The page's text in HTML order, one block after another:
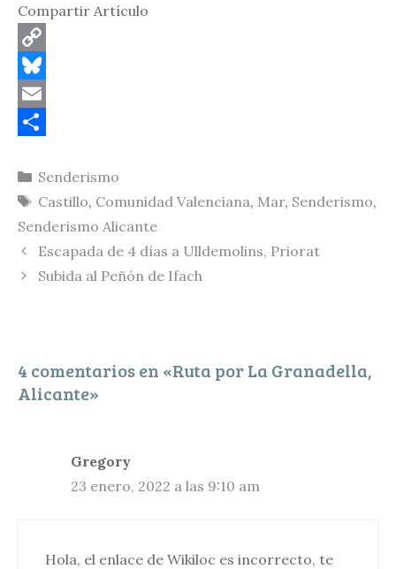
Compartir Artículo
C
o
p
L
i
n
B
e
s
k
E
a
i
l
o
m
p
r
Categorías
Senderismo
Etiquetas
Castillo, Comunidad Valenciana, Mar, Senderismo,
Senderismo Alicante
Escapada de 4 días a Ulldemolins, Priorat
Subida al Peñón de Ifach
4 comentarios en «Ruta por La Granadella,
Alicante»
Gregory
23 enero, 2022 a las 9:10 am
Hola, el enlace de Wikiloc es incorrecto, te